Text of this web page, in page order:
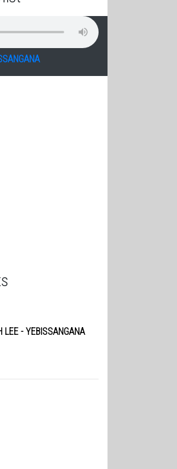
LEE - YEBISSANGANA